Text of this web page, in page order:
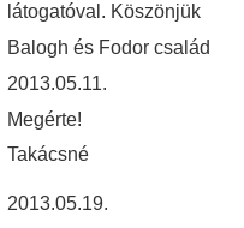
látogatóval. Köszönjük
Balogh és Fodor család
2013.05.11.
Megérte!
Takácsné
2013.05.19.